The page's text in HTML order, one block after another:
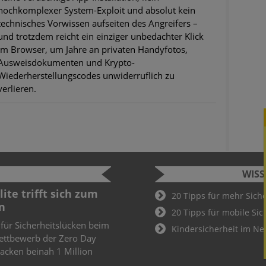
System-Exploit und absolut kein
Vorwissen aufseiten des Angreifers –
trotzdem reicht ein einziger unbedachter Klick
Browser, um Jahre an privaten Handyfotos,
und Krypto-
unwiderruflich zu
trifft sich zum
Sicherheitslücken beim
der Zero Day
beinah 1 Million
Cyber
2022
Schüler und
Cyber
Wer hier
20 Tipps für mehr
20 Tipps für mobile
Kindersicherheit im Netz